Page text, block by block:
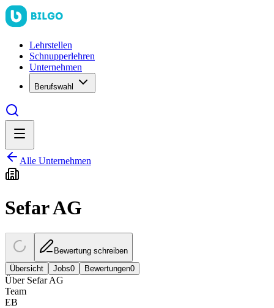
Lehrstellen
Schnupperlehren
Unternehmen
Berufswahl
Alle Unternehmen
Sefar AG
Bewertung schreiben
Übersicht
Jobs0 Bewertungen0
Über Sefar AG
Team
EB